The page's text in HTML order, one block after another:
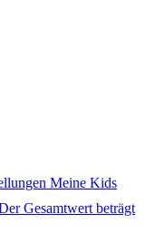
Meine Kids
Gesamtwert beträgt